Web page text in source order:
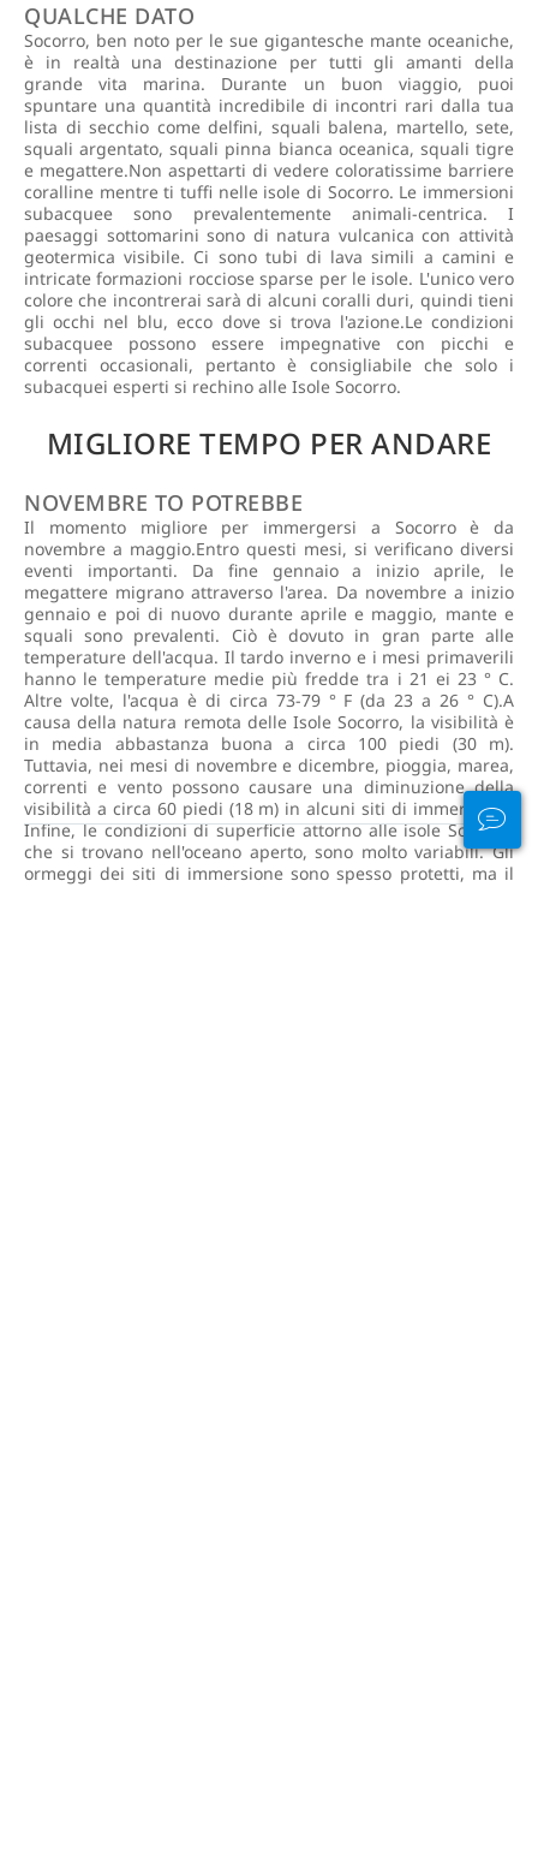
QUALCHE DATO
Socorro, ben noto per le sue gigantesche mante oceaniche,
è in realtà una destinazione per tutti gli amanti della
grande vita marina. Durante un buon viaggio, puoi
spuntare una quantità incredibile di incontri rari dalla tua
lista di secchio come delfini, squali balena, martello, sete,
squali argentato, squali pinna bianca oceanica, squali tigre
e megattere.Non aspettarti di vedere coloratissime barriere
coralline mentre ti tuffi nelle isole di Socorro. Le immersioni
subacquee sono prevalentemente animali-centrica. I
paesaggi sottomarini sono di natura vulcanica con attività
geotermica visibile. Ci sono tubi di lava simili a camini e
intricate formazioni rocciose sparse per le isole. L'unico vero
colore che incontrerai sarà di alcuni coralli duri, quindi tieni
gli occhi nel blu, ecco dove si trova l'azione.Le condizioni
subacquee possono essere impegnative con picchi e
correnti occasionali, pertanto è consigliabile che solo i
subacquei esperti si rechino alle Isole Socorro.
MIGLIORE TEMPO PER ANDARE
NOVEMBRE TO POTREBBE
Il momento migliore per immergersi a Socorro è da
novembre a maggio.Entro questi mesi, si verificano diversi
eventi importanti. Da fine gennaio a inizio aprile, le
megattere migrano attraverso l'area. Da novembre a inizio
gennaio e poi di nuovo durante aprile e maggio, mante e
squali sono prevalenti. Ciò è dovuto in gran parte alle
temperature dell'acqua. Il tardo inverno e i mesi primaverili
hanno le temperature medie più fredde tra i 21 ei 23 ° C.
Altre volte, l'acqua è di circa 73-79 ° F (da 23 a 26 ° C).A
causa della natura remota delle Isole Socorro, la visibilità è
in media abbastanza buona a circa 100 piedi (30 m).
Tuttavia, nei mesi di novembre e dicembre, pioggia, marea,
correnti e vento possono causare una diminuzione della
visibilità a circa 60 piedi (18 m) in alcuni siti di immersione.
Infine, le condizioni di superficie attorno alle isole Socorro,
che si trovano nell'oceano aperto, sono molto variabili. Gli
ormeggi dei siti di immersione sono spesso protetti, ma il